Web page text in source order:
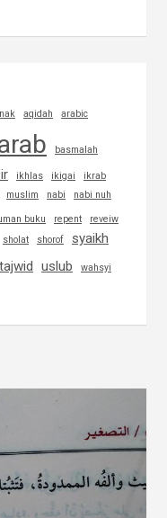
aqidah arabic
basmalah
ikhlas ikigai
ikrab
muslim nabi nabi nuh
buku repent
reveiw
sholat shorof
syaikh
tajwid uslub
wahsyi